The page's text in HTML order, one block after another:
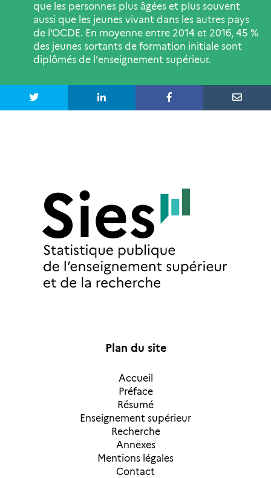
que les personnes plus âgées et plus souvent
aussi que les jeunes vivant dans les autres pays
de l'OCDE. En moyenne entre 2014 et 2016, 45 %
des jeunes sortants de formation initiale sont
diplômés de l'enseignement supérieur.
Plan du site
Accueil
Préface
Résumé
Enseignement supérieur
Recherche
Annexes
Mentions légales
Contact